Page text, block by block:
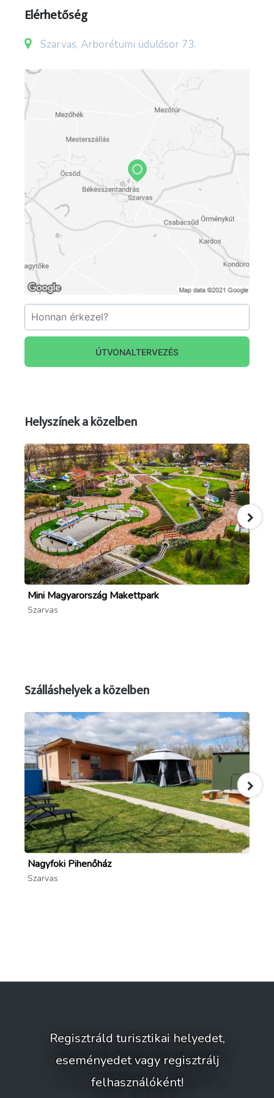
Elérhetőség
Szarvas, Arborétumi üdülősor 73.
ÚTVONALTERVEZÉS
Helyszínek a közelben
Mini Magyarország Makettpark
Szarvas
Szálláshelyek a közelben
Nagyfoki Pihenőház
Szarvas
Regisztráld turisztikai helyedet,
eseményedet vagy regisztrálj
felhasználóként!